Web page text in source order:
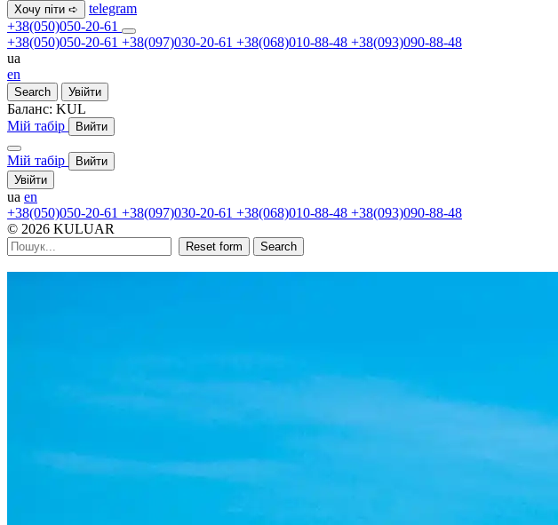
Хочу піти ➪
telegram
+38(050)050-20-61
+38(050)050-20-61 +38(097)030-20-61 +38(068)010-88-48 +38(093)090-88-48
ua
en
Search Увійти
Баланс: KUL
Мій табір
Вийти
Мій табір
Вийти
Увійти
ua en
+38(050)050-20-61 +38(097)030-20-61 +38(068)010-88-48 +38(093)090-88-48
© 2026 KULUAR
Reset form Search